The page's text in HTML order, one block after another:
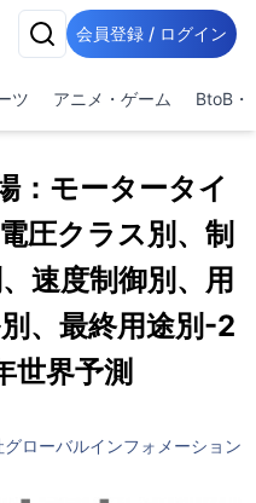
会員登録 / ログイン
ツ アニメ・ゲーム BtoB・
：モータータイ
圧クラス別、制
速度制御別、用
、最終用途別-2
界予測
ローバルインフォメーション